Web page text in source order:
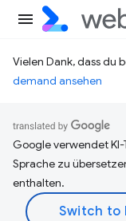
Vielen Dank, dass du
demand ansehen
Google verwendet
Sprache zu
enthalten.